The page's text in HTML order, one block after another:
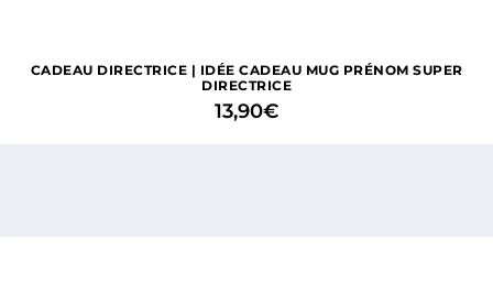
CADEAU DIRECTRICE | IDÉE CADEAU MUG PRÉNOM SUPER
DIRECTRICE
13,90€